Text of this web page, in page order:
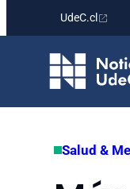
contenido
UdeC.cl
Salud &